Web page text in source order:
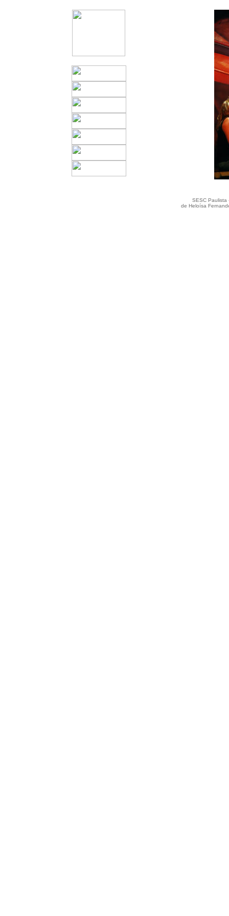
SESC Paulista
de Heloísa